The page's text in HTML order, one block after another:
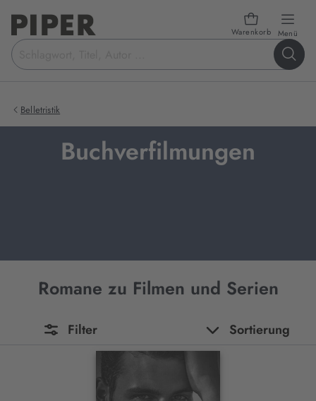
Warenkorb Menü
Suchbegriff
eingeben
Belletristik
Buchverfilmungen
Romane zu Filmen und Serien
Filter Sortierung